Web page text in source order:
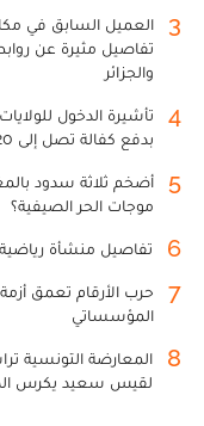
3
العميل السابق في
تفاصيل مثيرة عن
والجزائر
4
بدفع كفالة تصل إلى 20 ألف دولار
5
أضخم ثلاثة سدود
موجات الحر الصيفية؟
6 تفاصيل منشأة رياضية
7
حرب الأرقام تعمق
المؤسساتي
8
المعارضة التونسية
لقيس سعيد يكرس